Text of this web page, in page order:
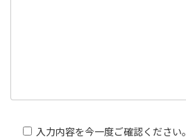
入力内容を今一度ご確認ください。